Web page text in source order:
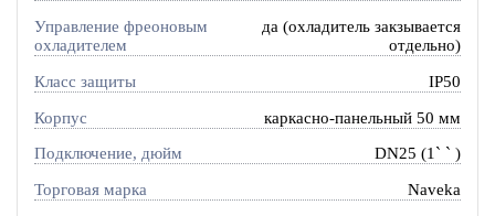
Управление фреоновым
охладителем
да (охладитель закзывается
отдельно)
Класс защиты IP50
Корпус каркасно-панельный 50 мм
Подключение, дюйм DN25 (1` ` )
Торговая марка Naveka